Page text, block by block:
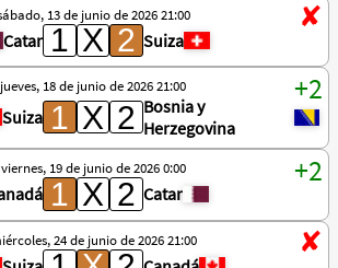
13 de junio de 2026 21:00
Catar Suiza
jueves, 18 de junio de 2026 21:00
Suiza
Bosnia y
Herzegovina
viernes, 19 de junio de 2026 0:00
Catar
24 de junio de 2026 21:00